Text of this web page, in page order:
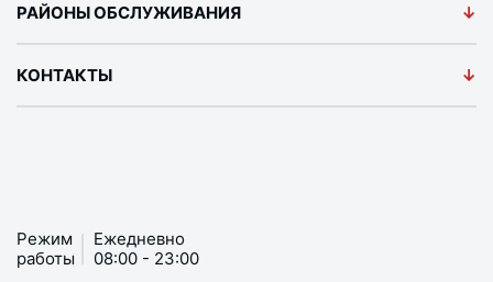
Режим
работы
Ежедневно
08:00 - 23:00
РАЙОНЫ ОБСЛУЖИВАНИЯ
КОНТАКТЫ